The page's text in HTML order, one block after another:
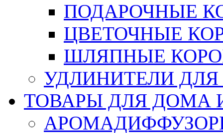
ПОДАРОЧНЫЕ
ЦВЕТОЧНЫЕ
ШЛЯПНЫЕ
УДЛИНИТЕЛИ
ТОВАРЫ ДЛЯ ДОМА